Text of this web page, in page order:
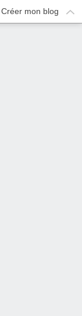
Créer mon blog